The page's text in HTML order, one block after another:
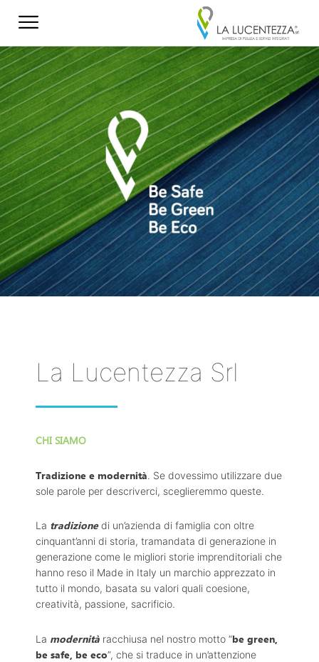
La Lucentezza Srl
CHI SIAMO
Tradizione e modernità. Se dovessimo utilizzare due
sole parole per descriverci, sceglieremmo queste.
La tradizione di un’azienda di famiglia con oltre
cinquant’anni di storia, tramandata di generazione in
generazione come le migliori storie imprenditoriali che
hanno reso il Made in Italy un marchio apprezzato in
tutto il mondo, basata su valori quali coesione,
creatività, passione, sacrificio.
La modernità racchiusa nel nostro motto “be green,
be safe, be eco”, che si traduce in un’attenzione